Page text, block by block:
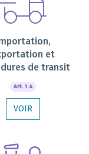
et
de transit
Art. 1.4
VOIR